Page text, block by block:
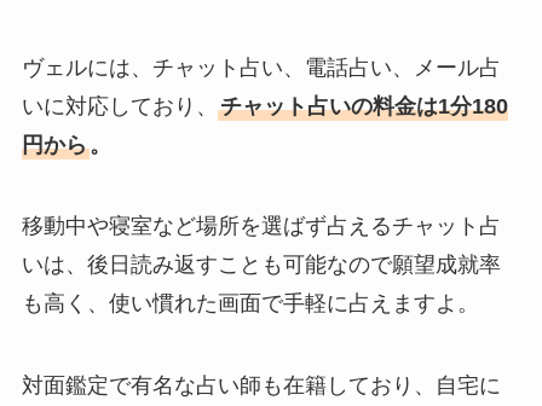
ヴェルには、チャット占い、電話占い、メール占
いに対応しており、 チャット占いの料金は1分180
円から。
移動中や寝室など場所を選ばず占えるチャット占
いは、後日読み返すことも可能なので願望成就率
も高く、使い慣れた画面で手軽に占えますよ。
対面鑑定で有名な占い師も在籍しており、自宅に